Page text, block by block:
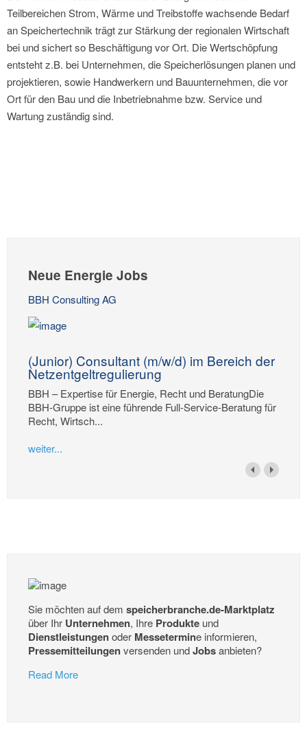
Teilbereichen Strom, Wärme und Treibstoffe wachsende Bedarf
an Speichertechnik trägt zur Stärkung der regionalen Wirtschaft
bei und sichert so Beschäftigung vor Ort. Die Wertschöpfung
entsteht z.B. bei Unternehmen, die Speicherlösungen planen und
projektieren, sowie Handwerkern und Bauunternehmen, die vor
Ort für den Bau und die Inbetriebnahme bzw. Service und
Wartung zuständig sind.
Neue Energie Jobs
BBH Consulting AG
(Junior) Consultant (m/w/d) im Bereich der
Netzentgeltregulierung
BBH – Expertise für Energie, Recht und BeratungDie
BBH-Gruppe ist eine führende Full-Service-Beratung für
Recht, Wirtsch...
weiter...
Sie möchten auf demspeicherbranche.de-Marktplatz
über Ihr Unternehmen, Ihre Produkte und
Dienstleistungenoder Messetermine informieren,
Pressemitteilungenversenden undJobsanbieten?
Read More